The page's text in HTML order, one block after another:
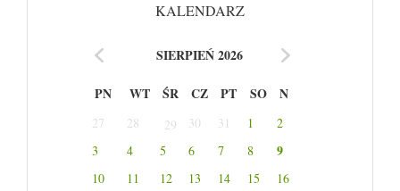
KALENDARZ
SIERPIEŃ 2026
PN WT ŚR CZ PT SO N
27 28 29 30 31 1
2
3
4 5 6 7 8 9
10 11 12 13 14 15
16